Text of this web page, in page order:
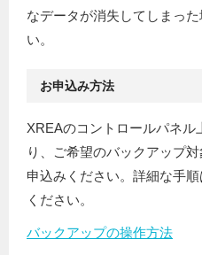
なデータが消失してしまっ
い。
お申込み方法
XREAのコントロールパネル
り、ご希望のバックアップ
申込みください。詳細な手
ください。
バックアップの操作方法